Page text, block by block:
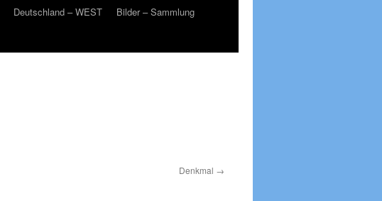
Deutschland – WEST
Bilder – Sammlung
Denkmal